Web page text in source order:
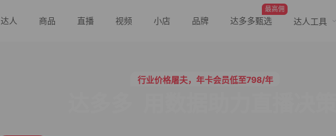
达人 商品 直播 视频 小店 品牌
最高佣
达多多甄选 达人工具
行业价格屠夫，年卡会员低至798/年